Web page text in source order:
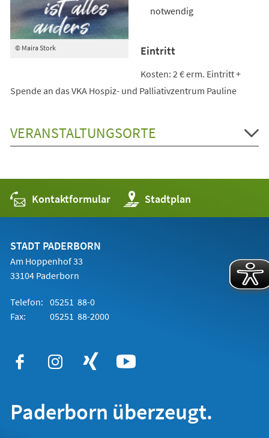
© Maira Stork
notwendig
Eintritt
Kosten: 2 € erm. Eintritt +
Spende an das VKA Hospiz- und Palliativzentrum Pauline
VERANSTALTUNGSORTE
Kontaktformular Stadtplan
(Öffnet
in
einem
STADT PADERBORN
Am Hoppenhof 33
33104 Paderborn
Telefon: 05251 88-0
Fax:
05251 88-2000
Paderborn überzeugt.